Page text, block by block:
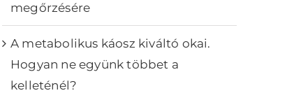
megőrzésére
A metabolikus káosz kiváltó okai.
Hogyan ne együnk többet a
kelleténél?